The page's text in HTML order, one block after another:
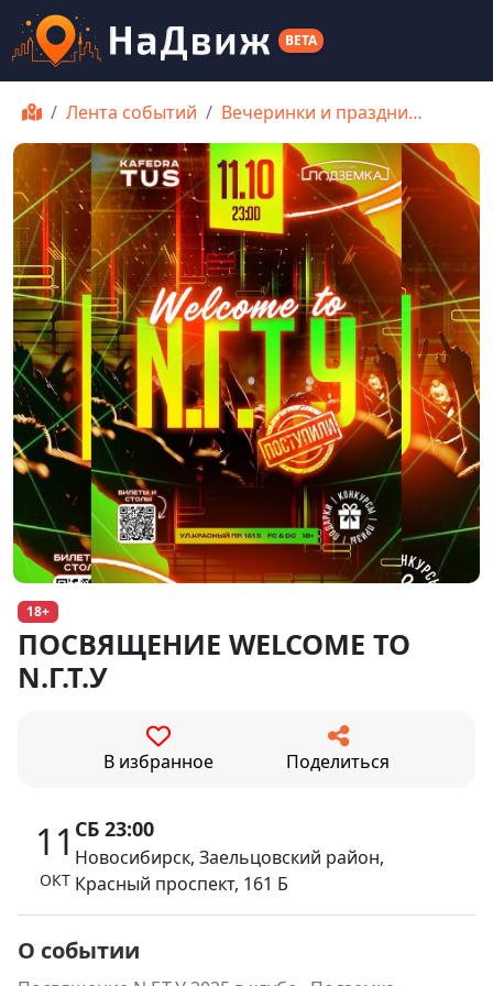
BETA
Лента событий Вечеринки и праздни…
18+
ПОСВЯЩЕНИЕ WELCOME TO
N.Г.Т.У
В избранное Поделиться
11
ОКТ
СБ 23:00
Новосибирск, Заельцовский район,
Красный проспект, 161 Б
О событии